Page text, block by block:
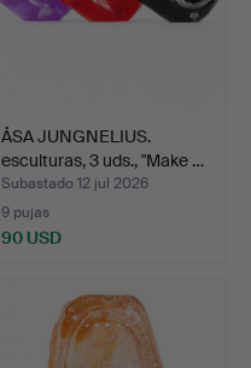
ÅSA JUNGNELIUS.
esculturas, 3 uds., "Make …
Subastado 12 jul 2026
9 pujas
90 USD